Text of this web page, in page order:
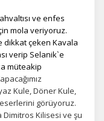
ve enfes
mola veriyoruz.
dikkat çeken Kavala
verip Selanik`e
müteakip
Kule, Döner Kule,
görüyoruz.
Dimitros Kilisesi ve şu